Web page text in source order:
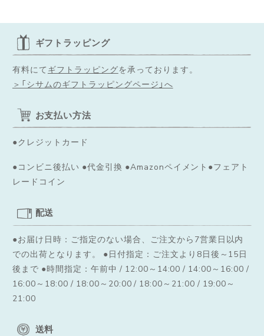
ギフトラッピング
有料にて ギフトラッピングを承っております。
＞「シサムのギフトラッピングページ」へ
お支払い方法
●クレジットカード
●コンビニ後払い ●代金引換 ●Amazonペイメント●フェアト
レードコイン
配送
●お届け日時：ご指定のない場合、ご注文から7営業日以内
での出荷となります。
●日付指定：ご注文より8日後～15日
後まで ●時間指定：午前中 / 12:00～14:00 / 14:00～16:00 /
16:00～18:00 / 18:00～20:00 / 18:00～21:00 / 19:00～
21:00
送料